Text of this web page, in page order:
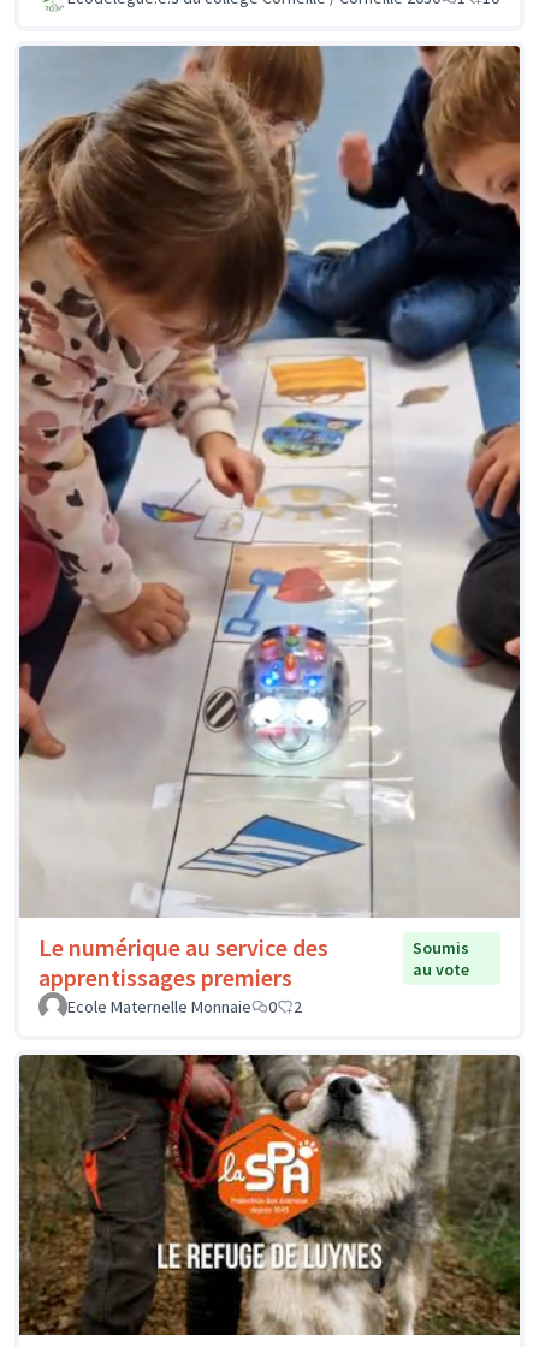
Le numérique au service des
apprentissages premiers
Soumis
au vote
Ecole Maternelle Monnaie
0 2